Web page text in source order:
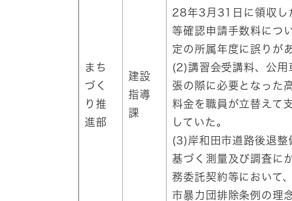
まち
づく
り推
進部
建設
指導
課
28年3月31日に領収し
等確認申請手数料につ
定の所属年度に誤りが
(2)講習会受講料、公用
張の際に必要となった
料金を職員が立替えて
していた。
(3)岸和田市道路後退整
基づく測量及び調査に
務委託契約等において
市暴力団排除条例の理